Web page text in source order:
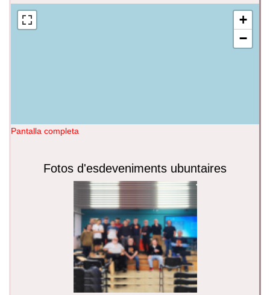
+
−
Pantalla completa
Fotos d'esdeveniments ubuntaires